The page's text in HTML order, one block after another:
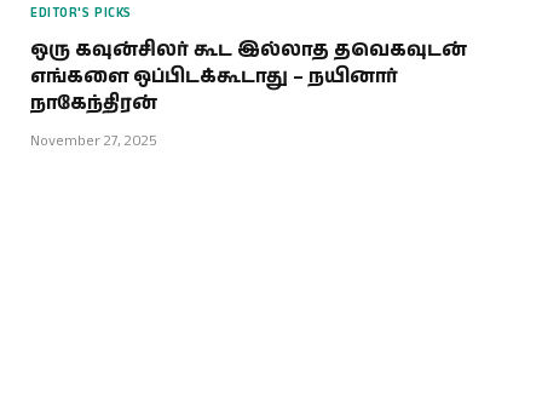
EDITOR'S PICKS
ஒரு கவுன்சிலர் கூட இல்லாத தவெகவுடன்
எங்களை ஒப்பிடக்கூடாது – நயினார்
நாகேந்திரன்
November 27, 2025